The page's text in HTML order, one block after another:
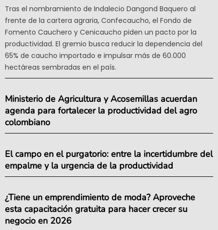
Tras el nombramiento de Indalecio Dangond Baquero al
frente de la cartera agraria, Confecaucho, el Fondo de
Fomento Cauchero y Cenicaucho piden un pacto por la
productividad. El gremio busca reducir la dependencia del
65% de caucho importado e impulsar más de 60.000
hectáreas sembradas en el país.
Ministerio de Agricultura y Acosemillas acuerdan
agenda para fortalecer la productividad del agro
colombiano
El campo en el purgatorio: entre la incertidumbre del
empalme y la urgencia de la productividad
¿Tiene un emprendimiento de moda? Aproveche
esta capacitación gratuita para hacer crecer su
negocio en 2026